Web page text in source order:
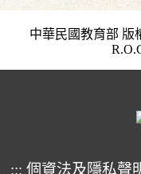
中華民國教育部 版
::: 個資法及隱私聲